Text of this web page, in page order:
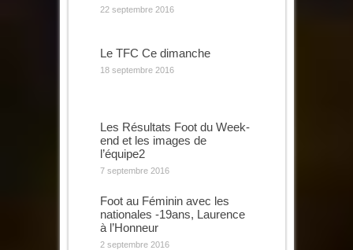
22 septembre 2016
Le TFC Ce dimanche
18 septembre 2016
Les Résultats Foot du Week-
end et les images de
l’équipe2
7 septembre 2016
Foot au Féminin avec les
nationales -19ans, Laurence
à l’Honneur
2 septembre 2016